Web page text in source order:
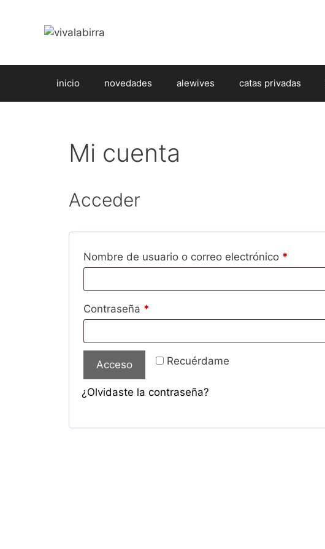
contenido
inicio novedades alewives catas privadas
Mi cuenta
Acceder
Nombre de usuario o correo electrónico *
Contraseña *
Recuérdame
Acceso
¿Olvidaste la contraseña?